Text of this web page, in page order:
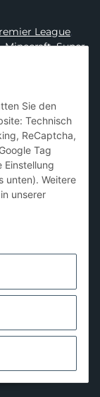
Premier League,
,Minecraft,Super
Sleeves,Toploader
Binder / Pocket Pages
Versand
UStG,
Sie den
Technisch
ReCaptcha,
Tag
Einstellung
unten). Weitere
unserer